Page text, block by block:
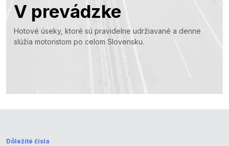
V prevádzke
Hotové úseky, ktoré sú pravidelne udržiavané a denne
slúžia motoristom po celom Slovensku.
Dôležité čísla